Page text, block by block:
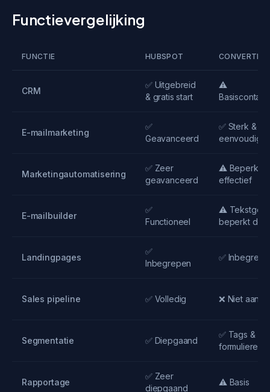
Functievergelijking
FUNCTIE HUBSPOT CONVERTKIT
CRM
✅ Uitgebreid
& gratis start
⚠️
E-mailmarketing
✅
Geavanceerd
✅ Sterk &
eenvoudig
Marketingautomatisering
✅ Zeer
geavanceerd
⚠️ Beperkt
effectief
E-mailbuilder
✅
Functioneel
⚠️
beperkt
Landingpages
✅
Inbegrepen
✅
Sales pipeline ✅ Volledig ❌ Niet
Segmentatie ✅ Diepgaand
✅ Tags &
formulieren
Rapportage
✅ Zeer
diepgaand
⚠️ Basis